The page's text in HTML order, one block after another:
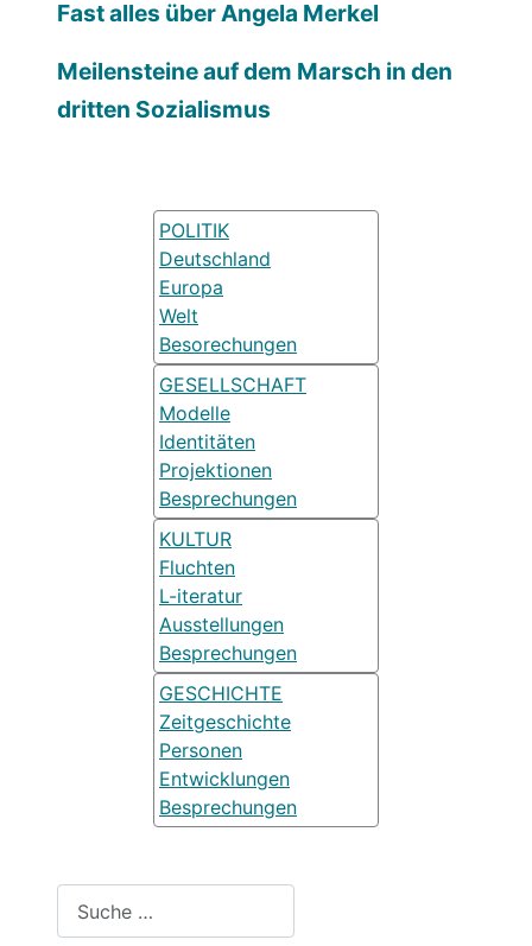
Fast alles über Angela Merkel
Meilensteine auf dem Marsch in den
dritten Sozialismus
POLITIK
Deutschland
Europa
Welt
Besorechungen
GESELLSCHAFT
Modelle
Identitäten
Projektionen
Besprechungen
KULTUR
Fluchten
L-iteratur
Ausstellungen
Besprechungen
GESCHICHTE
Zeitgeschichte
Personen
Entwicklungen
Besprechungen